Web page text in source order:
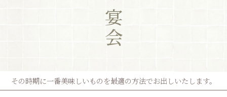
その時期に一番美味しいものを最適の方法でお出しいたします。